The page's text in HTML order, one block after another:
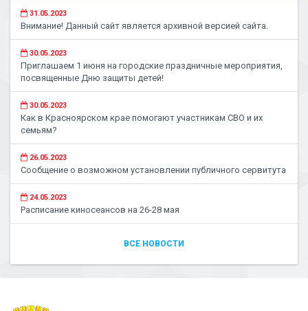
31.05.2023
Внимание! Данный сайт является архивной версией сайта.
30.05.2023
Приглашаем 1 июня на городские праздничные мероприятия,
посвященные Дню защиты детей!
30.05.2023
Как в Красноярском крае помогают участникам СВО и их
семьям?
26.05.2023
Сообщение о возможном установлении публичного сервитута
24.05.2023
Расписание киносеансов на 26-28 мая
ВСЕ НОВОСТИ